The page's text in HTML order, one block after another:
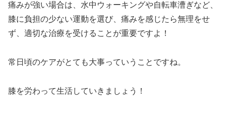
痛みが強い場合は、水中ウォーキングや自転車漕ぎなど、
膝に負担の少ない運動を選び、痛みを感じたら無理をせ
ず、適切な治療を受けることが重要ですよ！
常日頃のケアがとても大事っていうことですね。
膝を労わって生活していきましょう！